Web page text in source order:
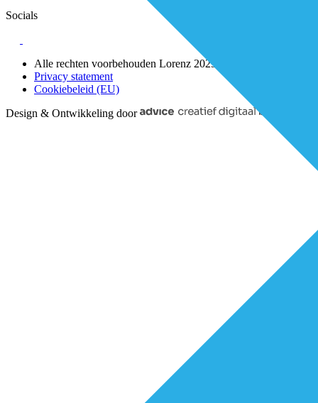
Socials
Alle rechten voorbehouden Lorenz 2025
Privacy statement
Cookiebeleid (EU)
Design & Ontwikkeling door